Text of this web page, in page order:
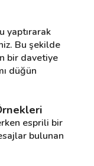
yaptırarak
Bu şekilde
bir davetiye
düğün
esprili bir
bulunan